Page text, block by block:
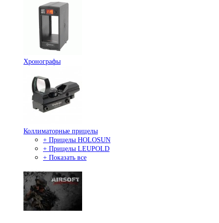
Хронографы
Коллиматорные прицелы
+ Прицелы HOLOSUN
+ Прицелы LEUPOLD
+ Показать все